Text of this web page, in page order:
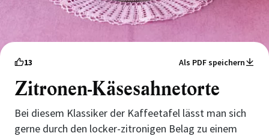
13 Als PDF speichern
Zitronen-Käsesahnetorte
Bei diesem Klassiker der Kaffeetafel lässt man sich
gerne durch den locker-zitronigen Belag zu einem